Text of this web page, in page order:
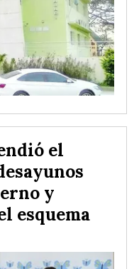
el
y
esquema